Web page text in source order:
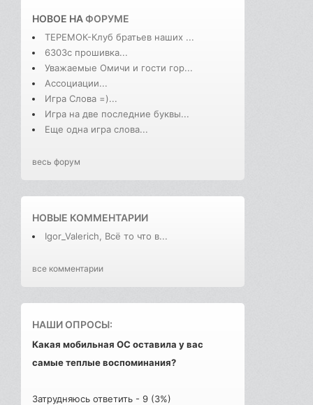
НОВОЕ НАФОРУМЕ
ТЕРЕМОК-Клуб братьев наших ...
6303с прошивка...
Уважаемые Омичи и гости гор...
Ассоциации...
Игра Слова =)...
Игра на две последние буквы...
Еще одна игра слова...
весь форум
НОВЫЕ КОММЕНТАРИИ
Igor_Valerich, Всё то что в...
все комментарии
НАШИ ОПРОСЫ:
Какая мобильная ОС оставила у вас
самые теплые воспоминания?
Затрудняюсь ответить - 9 (3%)